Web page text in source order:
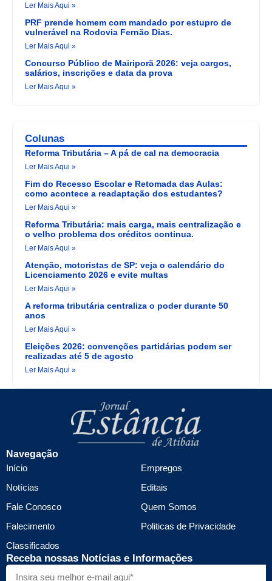
Ler Mais Aqui »
PRF prende homem com mandado por estupro de
vulnerável na Rodovia Fernão Dias.
Ler Mais Aqui »
Concurso Público de Mairiporã 2026: veja cargos,
salários, inscrições e data da prova
Ler Mais Aqui »
Colunas
Reforma Tributária – A pá de cal na democracia
Ler Mais Aqui »
Fim do Recesso Escolar e Retomada das Aulas:
como acontece a readaptação dos estudantes?
Ler Mais Aqui »
Reforma Tributária: mais carga, mais centralização e
o velho problema dos créditos continua.
Ler Mais Aqui »
Atenção, motoristas de SP: veja o calendário do
Licenciamento 2026 e evite multas
Ler Mais Aqui »
A reforma tributária centraliza o poder durante 50
anos
Ler Mais Aqui »
Eleições 2026: convenções partidárias podem ser
realizadas até 5 de agosto
Ler Mais Aqui »
Navegação
Início
Notícias
Fale Conosco
Falecimento
Classificados
Empregos
Editais
Quem Somos
Politicas de Privacidade
Receba nossas Notícias e Informações